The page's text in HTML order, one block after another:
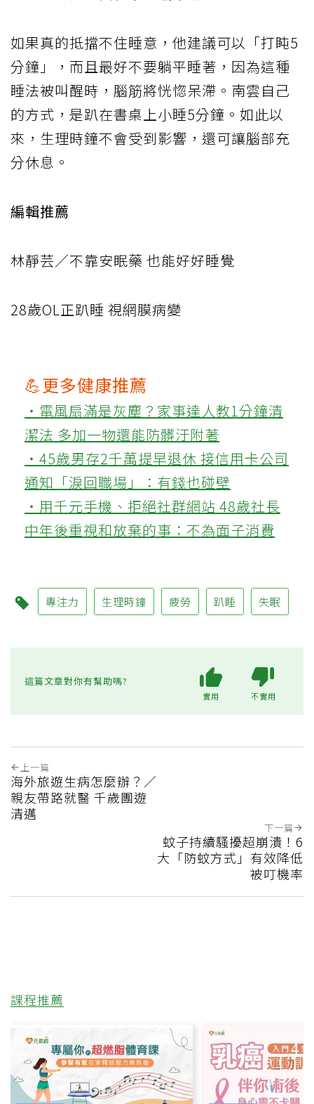
如果真的抵擋不住睡意，他建議可以「打盹5
分鐘」，而且最好不要躺平睡著，因為這種
睡法被叫醒時，腦筋將恍惚呆滯。南雲自己
的方式，是趴在書桌上小睡5分鐘。如此以
來，生理時鐘不會受到影響，還可讓腦部充
分休息。
編輯推薦
林靜芸／不靠安眠藥 也能好好睡覺
28歲OL正趴睡 視網膜病變
💪更多健康推薦
‧電風扇滿是灰塵？家事達人教1分鐘清
潔法 多加一物還能防髒汙附著
‧45歲男存2千萬提早退休 接信用卡公司
通知「淚回職場」：有錢也碰壁
‧用千元手機、拒絕社群網站 48歲社長
中年後重視和放棄的事：不為面子消費
專注力 生理時鐘 疲勞 趴睡 失眠
這篇文章對你有幫助嗎?
實用 不實用
上一篇
海外旅遊生病怎麼辦？／
親友帶路就醫 千歲團遊
清邁
下一篇
蚊子持續騷擾超崩潰！6
大「防蚊方式」有效降低
被叮機率
課程推薦